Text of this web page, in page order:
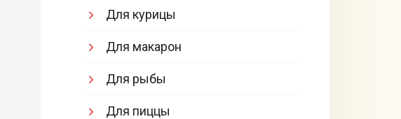
Для курицы
Для макарон
Для рыбы
Для пиццы